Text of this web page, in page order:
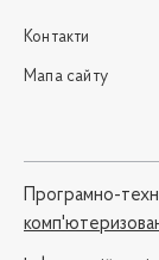
Контакти
Мапа сайту
Програмно-